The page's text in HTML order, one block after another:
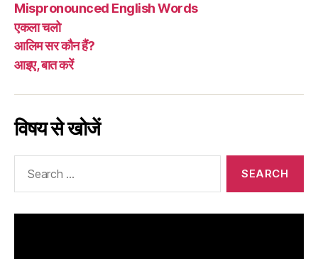
Mispronounced English Words
एकला चलो
आलिम सर कौन हैं?
आइए, बात करें
विषय से खोजें